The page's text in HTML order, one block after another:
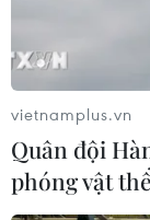
vietnamplus.vn
Quân đội
phóng vật